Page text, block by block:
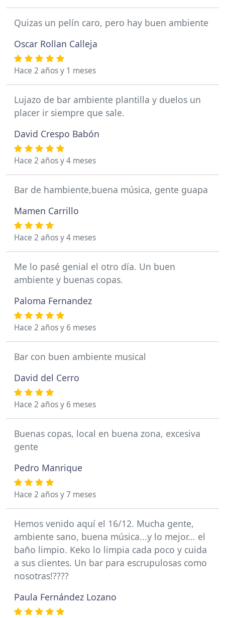
Quizas un pelín caro, pero hay buen ambiente
Oscar Rollan Calleja
Hace 2 años y 1 meses
Lujazo de bar ambiente plantilla y duelos un
placer ir siempre que sale.
David Crespo Babón
Hace 2 años y 4 meses
Bar de hambiente,buena música, gente guapa
Mamen Carrillo
Hace 2 años y 4 meses
Me lo pasé genial el otro día. Un buen
ambiente y buenas copas.
Paloma Fernandez
Hace 2 años y 6 meses
Bar con buen ambiente musical
David del Cerro
Hace 2 años y 6 meses
Buenas copas, local en buena zona, excesiva
gente
Pedro Manrique
Hace 2 años y 7 meses
Hemos venido aquí el 16/12. Mucha gente,
ambiente sano, buena música...y lo mejor... el
baño limpio. Keko lo limpia cada poco y cuida
a sus clientes. Un bar para escrupulosas como
nosotras!????
Paula Fernández Lozano